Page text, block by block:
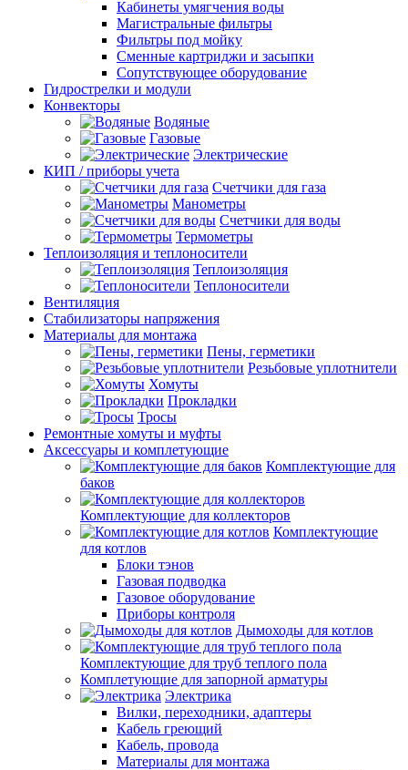
Кабинеты умягчения воды
Магистральные фильтры
Фильтры под мойку
Сменные картриджи и засыпки
Сопутствующее оборудование
Гидрострелки и модули
Конвекторы
Водяные
Газовые
Электрические
КИП / приборы учета
Счетчики для газа
Манометры
Счетчики для воды
Термометры
Теплоизоляция и теплоносители
Теплоизоляция
Теплоносители
Вентиляция
Стабилизаторы напряжения
Материалы для монтажа
Пены, герметики
Резьбовые уплотнители
Хомуты
Прокладки
Тросы
Ремонтные хомуты и муфты
Аксессуары и комплетующие
Комплектующие для
баков
Комплектующие для коллекторов
Комплектующие
для котлов
Блоки тэнов
Газовая подводка
Газовое оборудование
Приборы контроля
Дымоходы для котлов
Комплектующие для труб теплого пола
Комплетующие для запорной арматуры
Электрика
Вилки, переходники, адаптеры
Кабель греющий
Кабель, провода
Материалы для монтажа